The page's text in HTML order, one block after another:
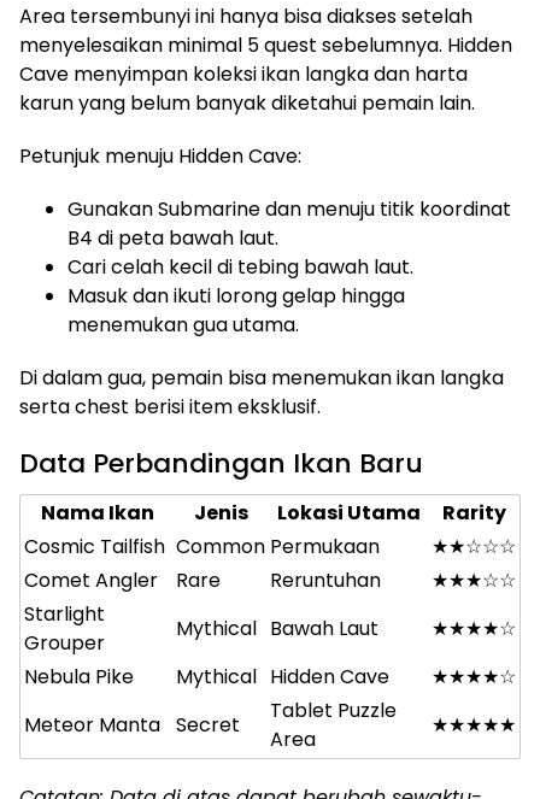
Area tersembunyi ini hanya bisa diakses setelah
menyelesaikan minimal 5 quest sebelumnya. Hidden
Cave menyimpan koleksi ikan langka dan harta
karun yang belum banyak diketahui pemain lain.
Petunjuk menuju Hidden Cave:
Gunakan Submarine dan menuju titik koordinat
B4 di peta bawah laut.
Cari celah kecil di tebing bawah laut.
Masuk dan ikuti lorong gelap hingga
menemukan gua utama.
Di dalam gua, pemain bisa menemukan ikan langka
serta chest berisi item eksklusif.
Data Perbandingan Ikan Baru
Nama Ikan Jenis Lokasi Utama
Rarity
Cosmic Tailfish Common Permukaan
★★☆☆☆
Comet Angler
Rare Reruntuhan
★★★☆☆
Starlight
Grouper
Mythical Bawah Laut
★★★★☆
Nebula Pike
Mythical Hidden Cave
★★★★☆
Meteor Manta Secret
Tablet Puzzle
Area
★★★★★